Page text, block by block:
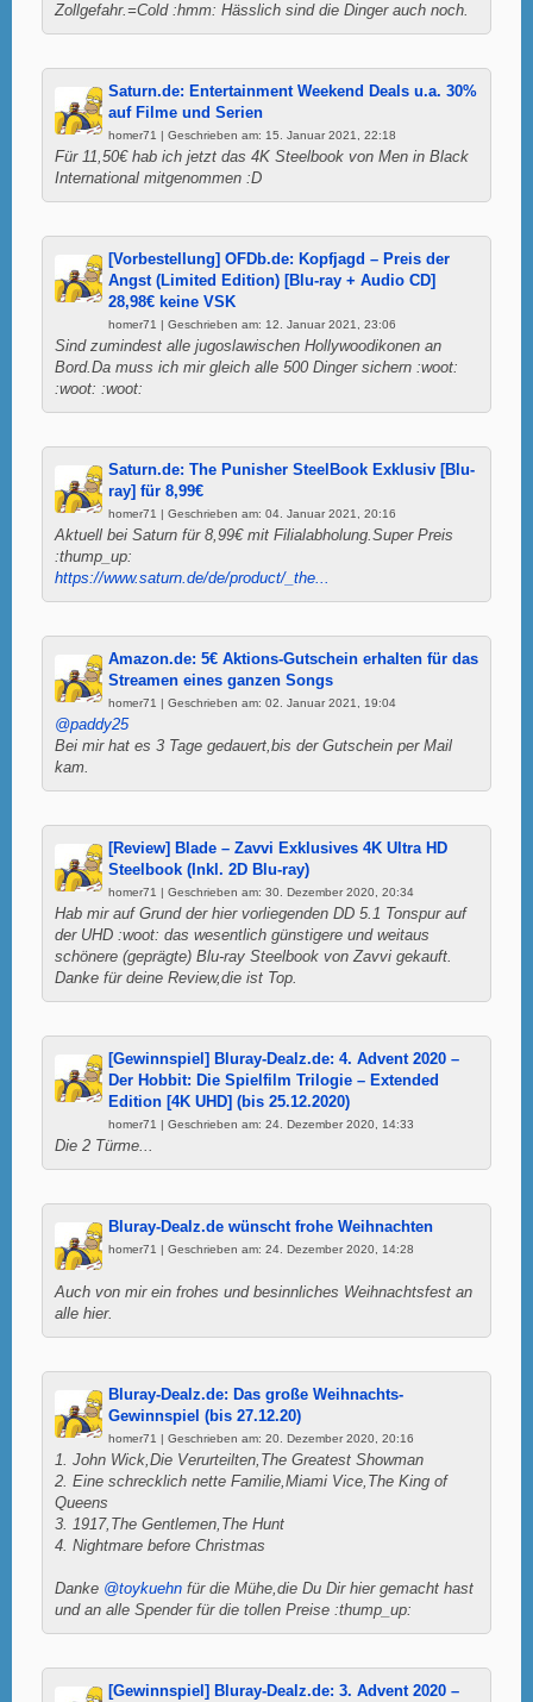
Zollgefahr.=Cold :hmm: Hässlich sind die Dinger auch noch.
Saturn.de: Entertainment Weekend Deals u.a. 30%
auf Filme und Serien
homer71 | Geschrieben am: 15. Januar 2021, 22:18
Für 11,50€ hab ich jetzt das 4K Steelbook von Men in Black
International mitgenommen :D
[Vorbestellung] OFDb.de: Kopfjagd – Preis der
Angst (Limited Edition) [Blu-ray + Audio CD]
28,98€ keine VSK
homer71 | Geschrieben am: 12. Januar 2021, 23:06
Sind zumindest alle jugoslawischen Hollywoodikonen an
Bord.Da muss ich mir gleich alle 500 Dinger sichern :woot:
:woot: :woot:
Saturn.de: The Punisher SteelBook Exklusiv [Blu-
ray] für 8,99€
homer71 | Geschrieben am: 04. Januar 2021, 20:16
Aktuell bei Saturn für 8,99€ mit Filialabholung.Super Preis
:thump_up:
https://www.saturn.de/de/product/_the...
Amazon.de: 5€ Aktions-Gutschein erhalten für das
Streamen eines ganzen Songs
homer71 | Geschrieben am: 02. Januar 2021, 19:04
@paddy25
Bei mir hat es 3 Tage gedauert,bis der Gutschein per Mail
kam.
[Review] Blade – Zavvi Exklusives 4K Ultra HD
Steelbook (Inkl. 2D Blu-ray)
homer71 | Geschrieben am: 30. Dezember 2020, 20:34
Hab mir auf Grund der hier vorliegenden DD 5.1 Tonspur auf
der UHD :woot: das wesentlich günstigere und weitaus
schönere (geprägte) Blu-ray Steelbook von Zavvi gekauft.
Danke für deine Review,die ist Top.
[Gewinnspiel] Bluray-Dealz.de: 4. Advent 2020 –
Der Hobbit: Die Spielfilm Trilogie – Extended
Edition [4K UHD] (bis 25.12.2020)
homer71 | Geschrieben am: 24. Dezember 2020, 14:33
Die 2 Türme...
Bluray-Dealz.de wünscht frohe Weihnachten
homer71 | Geschrieben am: 24. Dezember 2020, 14:28
Auch von mir ein frohes und besinnliches Weihnachtsfest an
alle hier.
Bluray-Dealz.de: Das große Weihnachts-
Gewinnspiel (bis 27.12.20)
homer71 | Geschrieben am: 20. Dezember 2020, 20:16
1. John Wick,Die Verurteilten,The Greatest Showman
2. Eine schrecklich nette Familie,Miami Vice,The King of
Queens
3. 1917,The Gentlemen,The Hunt
4. Nightmare before Christmas
Danke @toykuehn für die Mühe,die Du Dir hier gemacht hast
und an alle Spender für die tollen Preise :thump_up:
[Gewinnspiel] Bluray-Dealz.de: 3. Advent 2020 –